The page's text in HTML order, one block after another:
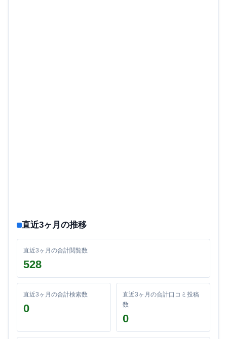
直近3ヶ月の推移
直近3ヶ月の合計閲覧数
528
直近3ヶ月の合計検索数
0
直近3ヶ月の合計口コミ投稿
数
0